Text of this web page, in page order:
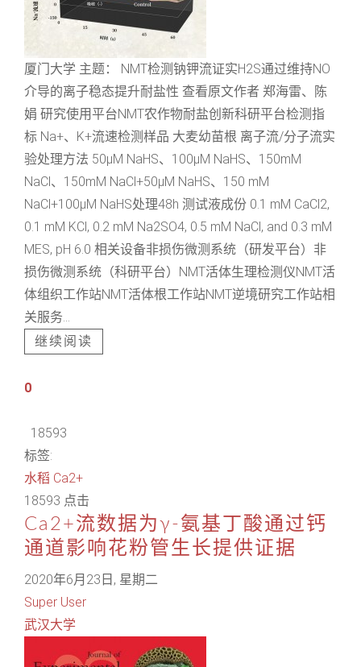
厦门大学 主题： NMT检测钠钾流证实H2S通过维持NO
介导的离子稳态提升耐盐性 查看原文作者 郑海雷、陈
娟 研究使用平台NMT农作物耐盐创新科研平台检测指
标 Na+、K+流速检测样品 大麦幼苗根 离子流/分子流实
验处理方法 50μM NaHS、100μM NaHS、150mM
NaCl、150mM NaCl+50μM NaHS、150 mM
NaCl+100μM NaHS处理48h 测试液成份 0.1 mM CaCl2,
0.1 mM KCl, 0.2 mM Na2SO4, 0.5 mM NaCl, and 0.3 mM
MES, pH 6.0 相关设备非损伤微测系统（研发平台）非
损伤微测系统（科研平台）NMT活体生理检测仪NMT活
体组织工作站NMT活体根工作站NMT逆境研究工作站相
关服务...
继续阅读
0
18593
标签:
水稻 Ca2+
18593 点击
Ca2+流数据为γ-氨基丁酸通过钙
通道影响花粉管生长提供证据
2020年6月23日, 星期二
Super User
武汉大学